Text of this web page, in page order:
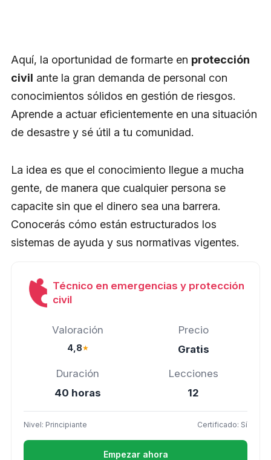
Aquí, la oportunidad de formarte en protección
civil ante la gran demanda de personal con
conocimientos sólidos en gestión de riesgos.
Aprende a actuar eficientemente en una situación
de desastre y sé útil a tu comunidad.
La idea es que el conocimiento llegue a mucha
gente, de manera que cualquier persona se
capacite sin que el dinero sea una barrera.
Conocerás cómo están estructurados los
sistemas de ayuda y sus normativas vigentes.
Técnico en emergencias y protección
civil
Valoración
4,8★
Precio
Gratis
Duración
40 horas
Lecciones
12
Nivel: Principiante Certificado: Sí
Empezar ahora